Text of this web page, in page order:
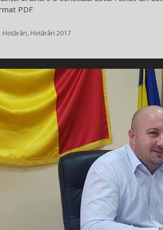
PDF
Categorii
Hotărâri, Hotărâri 2017